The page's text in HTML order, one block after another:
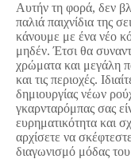
Αυτήν τη φορά, δεν
παλιά παιχνίδια της
κάνουμε με ένα νέο
μηδέν. Έτσι θα
χρώματα και μεγάλη
και τις περιοχές.
δημιουργίας νέων
γκαρνταρόμπας σας
ευρηματικότητα και
αρχίσετε να
διαγωνισμό μόδας